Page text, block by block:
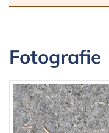
Fotografie